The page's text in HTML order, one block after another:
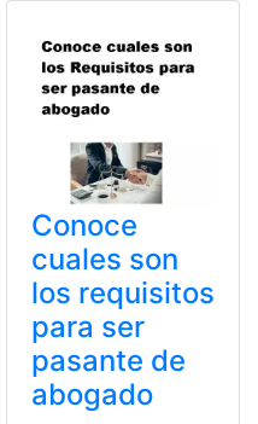
Conoce
cuales son
los requisitos
para ser
pasante de
abogado